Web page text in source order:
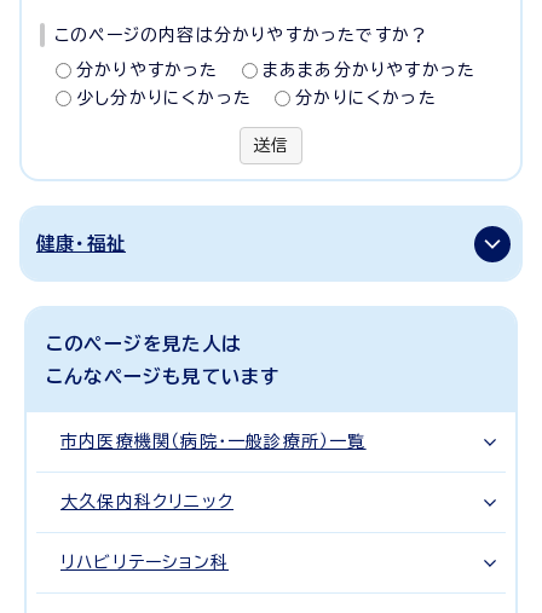
このページの内容は分かりやすかったですか？
分かりやすかった
まあまあ分かりやすかった
少し分かりにくかった
分かりにくかった
送信
健康・福祉
このページを見た人は
こんなページも見ています
市内医療機関（病院・一般診療所）一覧
大久保内科クリニック
リハビリテーション科